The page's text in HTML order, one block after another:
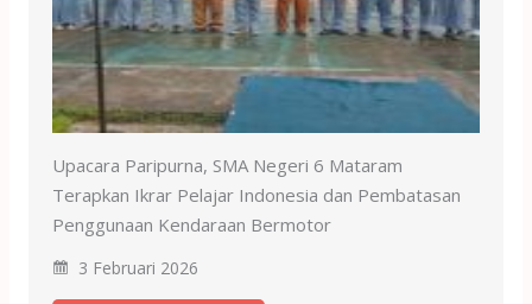
Upacara Paripurna, SMA Negeri 6 Mataram
Terapkan Ikrar Pelajar Indonesia dan Pembatasan
Penggunaan Kendaraan Bermotor
3 Februari 2026